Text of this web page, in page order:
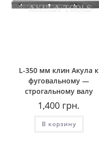
L-350 мм клин Акула к
фуговальному —
строгальному валу
1,400 грн.
В корзину